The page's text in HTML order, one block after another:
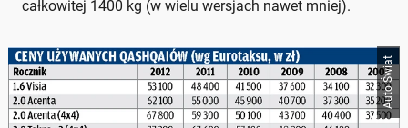
całkowitej 1400 kg (w wielu wersjach nawet mniej).
Auto Świat